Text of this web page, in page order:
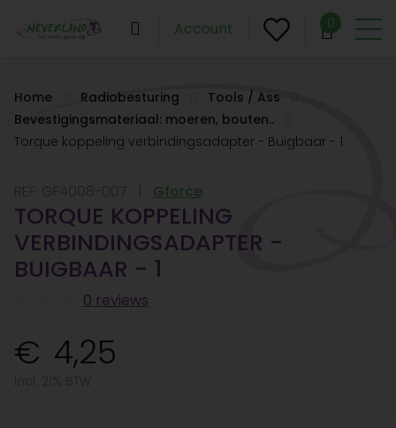
Account 0
Home Radiobesturing
Tools / Ass
Bevestigingsmateriaal: moeren, bouten..
Torque koppeling verbindingsadapter - Buigbaar - 1
Gforce
TORQUE KOPPELING
VERBINDINGSADAPTER -
BUIGBAAR - 1
0 reviews
4,25